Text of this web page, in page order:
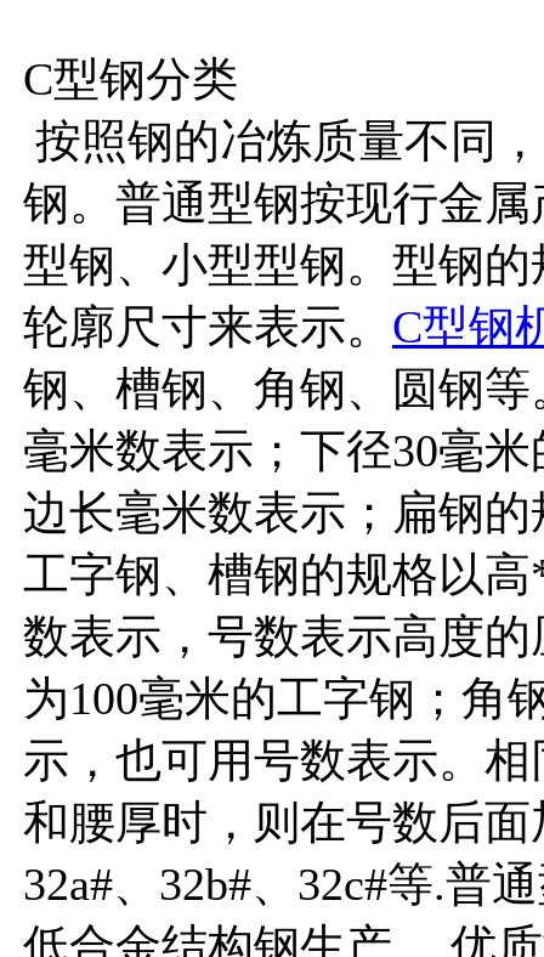
C型钢分类
按照钢的冶炼质量不同
钢。普通型钢按现行金
型钢、小型型钢。型钢
轮廓尺寸来表示。 C型钢
钢、槽钢、角钢、圆钢
毫米数表示；下径30毫
边长毫米数表示；扁钢
工字钢、槽钢的规格以
数表示，号数表示高度
为100毫米的工字钢；角
示，也可用号数表示。
和腰厚时，则在号数后
32a#、32b#、32c#等.普
低合金结构钢生产。 优